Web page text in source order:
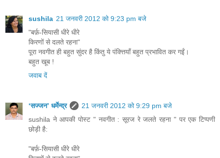
sushila 21 जनवरी 2012 को 9:23 pm बजे
"बर्फ़-सियासी धीरे धीरे
किरणों से दलते रहना"
पूरा नवगीत ही बहुत सुंदर है किंतु ये पंक्त्तियाँ बहुत प्रभावित कर गईं।
बहुत खूब !
जवाब दें
‘सज्जन’ धर्मेन्द्र
21 जनवरी 2012 को 9:29 pm बजे
sushila ने आपकी पोस्ट " नवगीत : सूरज रे जलते रहना " पर एक टिप्पणी
छोड़ी है:
"बर्फ़-सियासी धीरे धीरे